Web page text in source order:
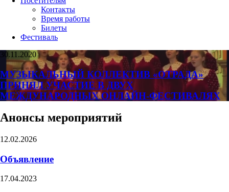
Контакты
Время работы
Билеты
Фестиваль
30.11.2020
МУЗЫКАЛЬНЫЙ КОЛЛЕКТИВ «ОТРАДА»
ПРИНЯЛ УЧАСТИЕ В ДВУХ
МЕЖДУНАРОДНЫХ ОНЛАЙН-ФЕСТИВАЛЯХ
Анонсы мероприятий
12.02.2026
Объявление
17.04.2023